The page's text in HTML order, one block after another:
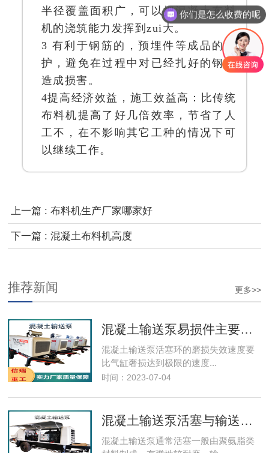
半径覆盖面积广，可以把混凝土布料
机的浇筑能力发挥到zui大。
3 有利于钢筋的，预埋件等成品的保
护，避免在过程中对已经扎好的钢筋
造成损害。
4提高经济效益，施工效益高：比传统
布料机提高了好几倍效率，节省了人
工不，在不影响其它工种的情况下可
以继续工作。
上一篇 : 布料机生产厂家哪家好
下一篇 : 混凝土布料机高度
更多>>
推荐新闻
混凝土输送泵易损件主要事项
混凝土输送泵​活塞环的磨损失效速度要
比气缸奢损达到极限的速度...
时间：2023-07-04
混凝土输送泵活塞与输送缸的保养
混凝土输送泵通常活塞一般由聚氨脂类
你们是怎么收费的呢